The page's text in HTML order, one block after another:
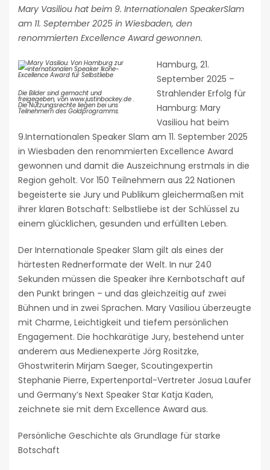
Mary Vasiliou hat beim 9. Internationalen SpeakerSlam
am 11. September 2025 in Wiesbaden, den
renommierten Excellence Award gewonnen.
Die Bilder sind gemacht und
freigegeben, von www.justinbockey.de .
Die Nutzungsrechte liegen bei uns
Teilnehmern des Goldprogramms.
Hamburg, 21.
September 2025 –
Strahlender Erfolg für
Hamburg: Mary
Vasiliou hat beim
9.Internationalen Speaker Slam am 11. September 2025
in Wiesbaden den renommierten Excellence Award
gewonnen und damit die Auszeichnung erstmals in die
Region geholt. Vor 150 Teilnehmern aus 22 Nationen
begeisterte sie Jury und Publikum gleichermaßen mit
ihrer klaren Botschaft: Selbstliebe ist der Schlüssel zu
einem glücklichen, gesunden und erfüllten Leben.
Der Internationale Speaker Slam gilt als eines der
härtesten Rednerformate der Welt. In nur 240
Sekunden müssen die Speaker ihre Kernbotschaft auf
den Punkt bringen – und das gleichzeitig auf zwei
Bühnen und in zwei Sprachen. Mary Vasiliou überzeugte
mit Charme, Leichtigkeit und tiefem persönlichen
Engagement. Die hochkarätige Jury, bestehend unter
anderem aus Medienexperte Jörg Rositzke,
Ghostwriterin Mirjam Saeger, Scoutingexpertin
Stephanie Pierre, Expertenportal-Vertreter Josua Laufer
und Germany’s Next Speaker Star Katja Kaden,
zeichnete sie mit dem Excellence Award aus.
Persönliche Geschichte als Grundlage für starke
Botschaft